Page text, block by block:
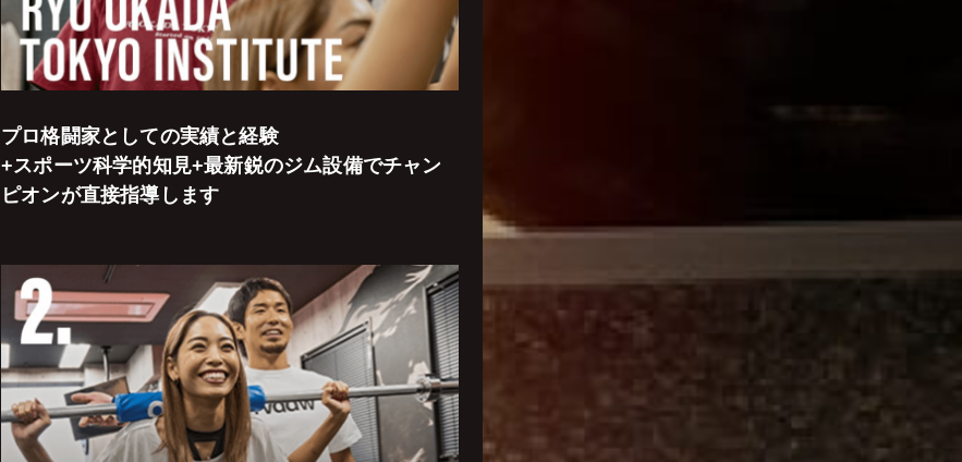
プロ格闘家としての実績と経験
+スポーツ科学的知見+最新鋭のジム設備でチャン
ピオンが直接指導します